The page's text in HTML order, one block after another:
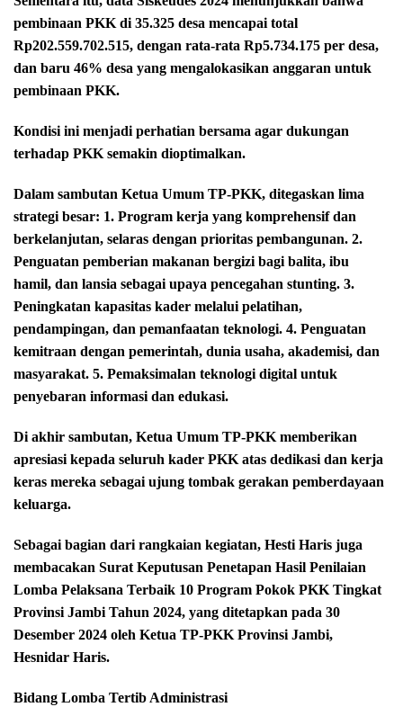
pembinaan PKK di 35.325 desa mencapai total
Rp202.559.702.515, dengan rata-rata Rp5.734.175 per desa,
dan baru 46% desa yang mengalokasikan anggaran untuk
pembinaan PKK.
Kondisi ini menjadi perhatian bersama agar dukungan
terhadap PKK semakin dioptimalkan.
Dalam sambutan Ketua Umum TP-PKK, ditegaskan lima
strategi besar: 1. Program kerja yang komprehensif dan
berkelanjutan, selaras dengan prioritas pembangunan. 2.
Penguatan pemberian makanan bergizi bagi balita, ibu
hamil, dan lansia sebagai upaya pencegahan stunting. 3.
Peningkatan kapasitas kader melalui pelatihan,
pendampingan, dan pemanfaatan teknologi. 4. Penguatan
kemitraan dengan pemerintah, dunia usaha, akademisi, dan
masyarakat. 5. Pemaksimalan teknologi digital untuk
penyebaran informasi dan edukasi.
Di akhir sambutan, Ketua Umum TP-PKK memberikan
apresiasi kepada seluruh kader PKK atas dedikasi dan kerja
keras mereka sebagai ujung tombak gerakan pemberdayaan
keluarga.
Sebagai bagian dari rangkaian kegiatan, Hesti Haris juga
membacakan Surat Keputusan Penetapan Hasil Penilaian
Lomba Pelaksana Terbaik 10 Program Pokok PKK Tingkat
Provinsi Jambi Tahun 2024, yang ditetapkan pada 30
Desember 2024 oleh Ketua TP-PKK Provinsi Jambi,
Hesnidar Haris.
Bidang Lomba Tertib Administrasi